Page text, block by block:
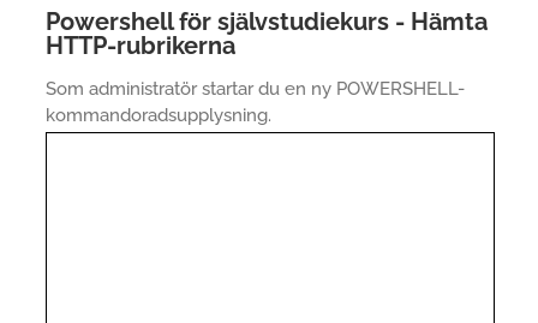
Powershell för självstudiekurs - Hämta
HTTP-rubrikerna
Som administratör startar du en ny POWERSHELL-
kommandoradsupplysning.